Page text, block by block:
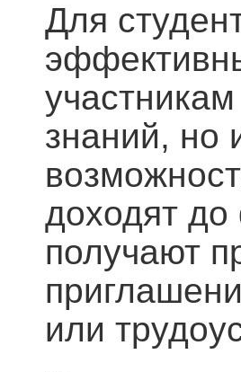
Для
знаний, но
доходят
получают
или